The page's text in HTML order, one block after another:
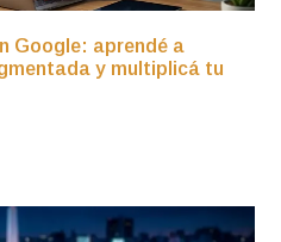
Google: aprendé a
y multiplicá tu